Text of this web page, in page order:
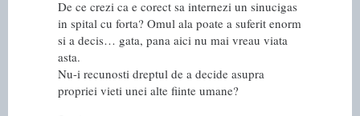
De ce crezi ca e corect sa internezi un sinucigas
in spital cu forta? Omul ala poate a suferit enorm
si a decis… gata, pana aici nu mai vreau viata
asta.
Nu-i recunosti dreptul de a decide asupra
propriei vieti unei alte fiinte umane?